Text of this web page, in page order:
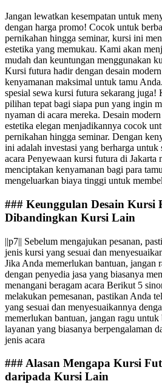
Jangan lewatkan kesempatan untuk
dengan harga promo! Cocok untuk
pernikahan hingga seminar, kursi ini
estetika yang memukau. Kami akan
mudah dan keuntungan menggunakan
Kursi futura hadir dengan desain
kenyamanan maksimal untuk tamu
spesial sewa kursi futura sekarang juga!
pilihan tepat bagi siapa pun yang ingin
nyaman di acara mereka. Desain
estetika elegan menjadikannya cocok
pernikahan hingga seminar. Dengan
ini adalah investasi yang berharga untuk
acara Penyewaan kursi futura di Jakarta
menciptakan kenyamanan bagi para
mengeluarkan biaya tinggi untuk
### Keunggulan Desain Kursi
Dibandingkan Kursi Lain
||p7|| Sebelum mengajukan pesanan,
jenis kursi yang sesuai dan
Jika Anda memerlukan bantuan, jangan
dengan penyedia jasa yang biasanya
menangani beragam acara Berikut 5
melakukan pemesanan, pastikan Anda
yang sesuai dan menyesuaikannya
memerlukan bantuan, jangan ragu untuk
layanan yang biasanya berpengalaman
jenis acara
### Alasan Mengapa Kursi
daripada Kursi Lain